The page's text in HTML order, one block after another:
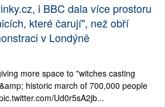
i BBC dala více prostoru
které čarují", než obří
v Londýně
more space to "witches casting
historic march of 700,000 people
Ud0r5sA2jb...